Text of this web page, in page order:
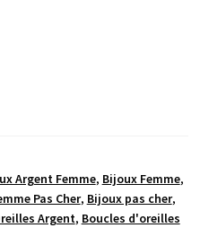
Argent Femme, Bijoux Femme,
Pas Cher, Bijoux pas cher,
Argent, Boucles d'oreilles